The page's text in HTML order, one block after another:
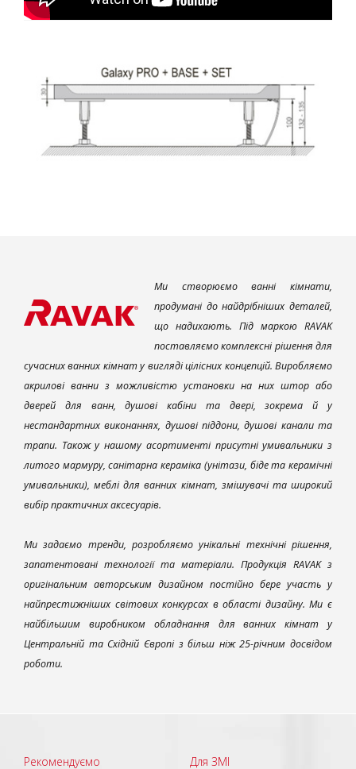
Ми створюємо ванні кімнати,
продумані до найдрібніших деталей,
що надихають. Під маркою RAVAK
поставляємо комплексні рішення для
сучасних ванних кімнат у вигляді цілісних концепцій. Виробляємо
акрилові ванни з можливістю установки на них штор або
дверей для ванн, душові кабіни та двері, зокрема й у
нестандартних виконаннях, душові піддони, душові канали та
трапи. Також у нашому асортименті присутні умивальники з
литого мармуру, санітарна кераміка (унітази, біде та керамічні
умивальники), меблі для ванних кімнат, змішувачі та широкий
вибір практичних аксесуарів.
Ми задаємо тренди, розробляємо унікальні технічні рішення,
запатентовані технології та матеріали. Продукція RAVAK з
оригінальним авторським дизайном постійно бере участь у
найпрестижніших світових конкурсах в області дизайну. Ми є
найбільшим виробником обладнання для ванних кімнат у
Центральній та Східній Європі з більш ніж 25-річним досвідом
роботи.
Рекомендуємо Для ЗМІ